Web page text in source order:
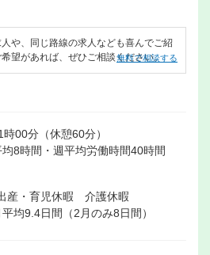
や、同じ路線の求人なども喜んでご紹
望があれば、ぜひご相談ください。
無料で相談する
00分（休憩60分）
8時間・週平均労働時間40時間
・育児休暇 介護休暇
均9.4日間（2月のみ8日間）